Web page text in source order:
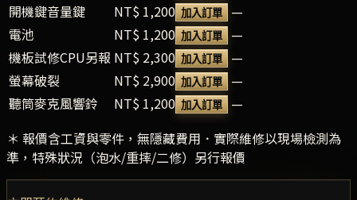
開機鍵音量鍵
NT$ 1,200 加入訂單
—
電池
NT$ 1,200 加入訂單
—
機板試修CPU另報 NT$ 2,300 加入訂單
—
螢幕破裂
NT$ 2,900 加入訂單
—
聽筒麥克風響鈴
NT$ 1,200 加入訂單
—
＊ 報價含工資與零件，無隱藏費用．實際維修以現場檢測為
準，特殊狀況（泡水/重摔/二修）另行報價